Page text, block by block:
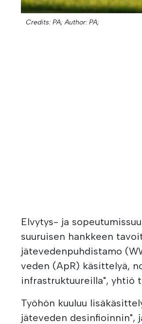
Credits: PA; Author: PA;
Elvytys- ja
suuruisen hankkeen
jätevedenpuhdistamo
veden (ApR) käsittelyä,
infrastruktuureilla", yhtiö
Työhön kuuluu
jäteveden desinfioinnin",